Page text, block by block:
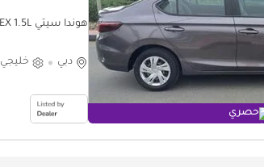
حصري
هوندا سيتي DX EX 1.5L
دبي خليجي